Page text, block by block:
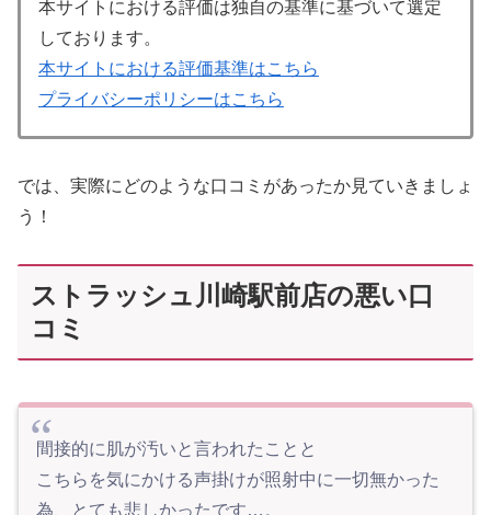
本サイトにおける評価は独自の基準に基づいて選定
しております。
本サイトにおける評価基準はこちら
プライバシーポリシーはこちら
では、実際にどのような口コミがあったか見ていきましょ
う！
ストラッシュ川崎駅前店の悪い口
コミ
間接的に肌が汚いと言われたことと
こちらを気にかける声掛けが照射中に一切無かった
為、とても悲しかったです…。